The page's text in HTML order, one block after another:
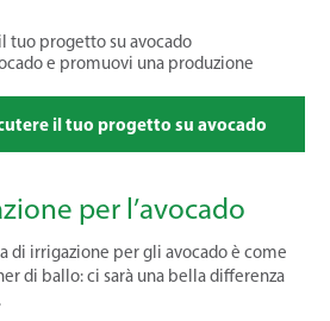
tuo progetto su avocado
e promuovi una produzione
il tuo progetto su avocado
per l’avocado
di irrigazione per gli avocado è come
di ballo: ci sarà una bella differenza